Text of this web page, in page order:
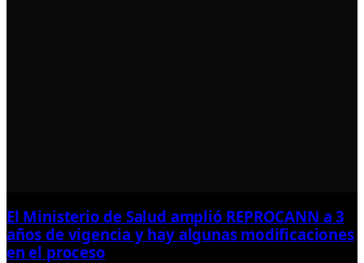
El Ministerio de Salud amplió REPROCANN a 3
años de vigencia y hay algunas modificaciones
en el proceso